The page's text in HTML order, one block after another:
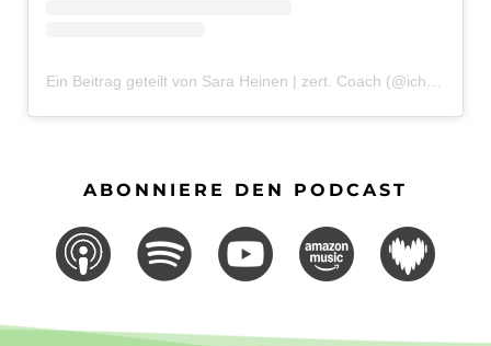
ABONNIERE DEN PODCAST